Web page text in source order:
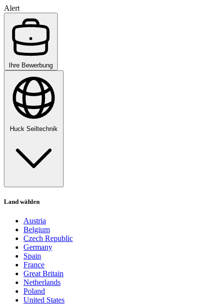
Alert
Ihre Bewerbung
Huck Seiltechnik
Land wählen
Austria
Belgium
Czech Republic
Germany
Spain
France
Great Britain
Netherlands
Poland
United States